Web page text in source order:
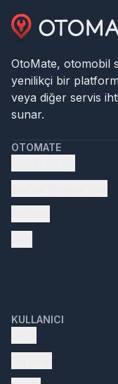
OtoMate, otomobil
yenilikçi bir
veya diğer servis
sunar.
OTOMATE
KULLANICI